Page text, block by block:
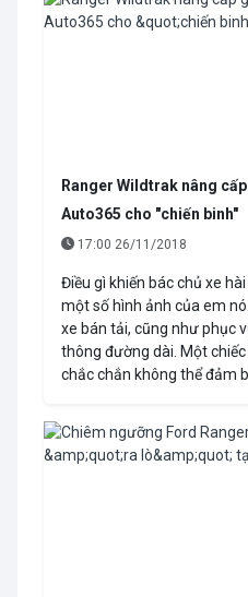
Ranger Wildtrak nâng
Auto365 cho "chiến binh"
17:00 26/11/2018
Điều gì khiến bác chủ xe
một số hình ảnh của em
xe bán tải, cũng như phục
thông đường dài. Một
chắc chắn không thể đảm